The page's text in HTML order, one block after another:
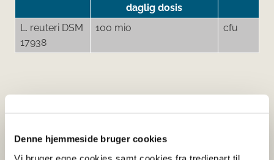
Denne hjemmeside bruger cookies
daglig dosis
L. reuteri DSM
17938
100 mio cfu
du har søgt på